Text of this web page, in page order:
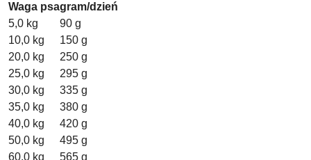
Waga psagram/dzień
5,0 kg
90 g
10,0 kg
150 g
20,0 kg
250 g
25,0 kg
295 g
30,0 kg
335 g
35,0 kg
380 g
40,0 kg
420 g
50,0 kg
495 g
60,0 kg
565 g